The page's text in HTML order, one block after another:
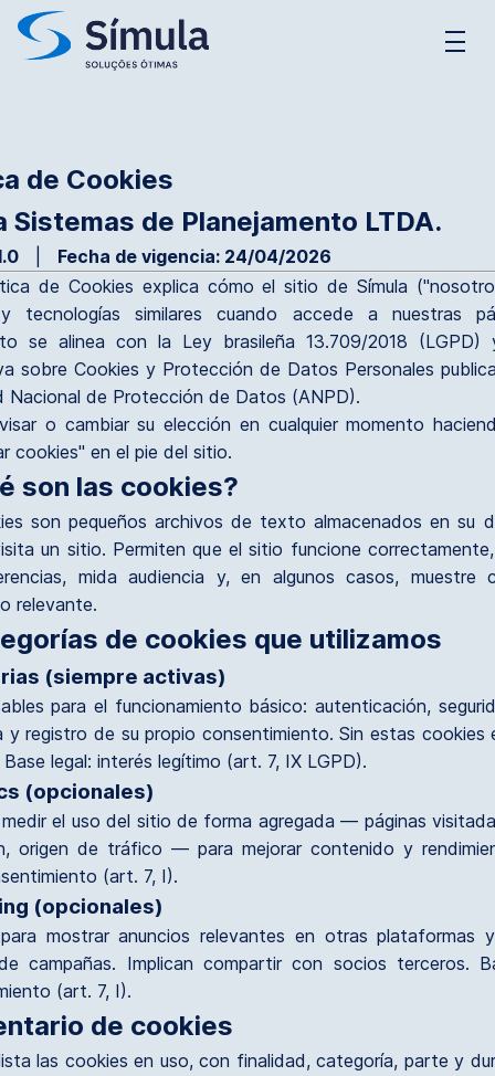
density_medium
de Cookies
Sistemas de Planejamento LTDA.
| Fecha de vigencia: 24/04/2026
de Cookies explica cómo el sitio de Símula
tecnologías similares cuando accede a nuestras
se alinea con la Ley brasileña 13.709/2018 (LGPD)
sobre Cookies y Protección de Datos Personales
Nacional de Protección de Datos (ANPD).
o cambiar su elección en cualquier momento
cookies" en el pie del sitio.
son las cookies?
son pequeños archivos de texto almacenados en su
un sitio. Permiten que el sitio funcione
mida audiencia y, en algunos casos, muestre
relevante.
de cookies que utilizamos
(siempre activas)
para el funcionamiento básico: autenticación,
y registro de su propio consentimiento. Sin estas cookies
legal: interés legítimo (art. 7, IX LGPD).
(opcionales)
el uso del sitio de forma agregada — páginas
origen de tráfico — para mejorar contenido y
(art. 7, I).
(opcionales)
mostrar anuncios relevantes en otras plataformas
campañas. Implican compartir con socios terceros.
(art. 7, I).
de cookies
las cookies en uso, con finalidad, categoría, parte y